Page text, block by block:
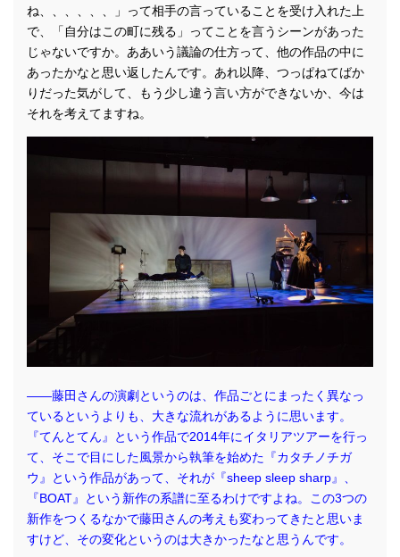
ね、、、、、、」って相手の言っていることを受け入れた上
で、「自分はこの町に残る」ってことを言うシーンがあった
じゃないですか。ああいう議論の仕方って、他の作品の中に
あったかなと思い返したんです。あれ以降、つっぱねてばか
りだった気がして、もう少し違う言い方ができないか、今は
それを考えてますね。
――藤田さんの演劇というのは、作品ごとにまったく異なっ
ているというよりも、大きな流れがあるように思います。
『てんとてん』という作品で2014年にイタリアツアーを行っ
て、そこで目にした風景から執筆を始めた『カタチノチガ
ウ』という作品があって、それが『sheep sleep sharp』、
『BOAT』という新作の系譜に至るわけですよね。この3つの
新作をつくるなかで藤田さんの考えも変わってきたと思いま
すけど、その変化というのは大きかったなと思うんです。